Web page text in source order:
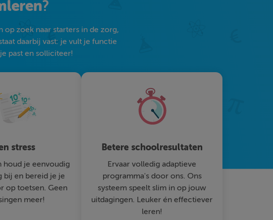
?
op zoek naar starters in de zorg,
daarbij vast: je vult je functie
past en solliciteer!
stress
houd je eenvoudig
bij en bereid je je
op toetsen. Geen
meer!
Betere schoolresultaten
Ervaar volledig adaptieve
programma's door ons. Ons
systeem speelt slim in op jouw
uitdagingen. Leuker én effectiever
leren!